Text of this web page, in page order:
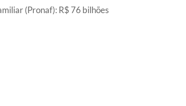
(Pronaf): R$ 76 bilhões